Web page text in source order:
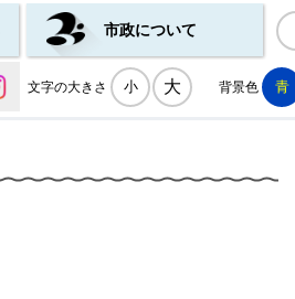
市政について
文字の大きさ 小 大 背景色 青